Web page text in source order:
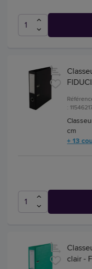
:
cm
+ 13
clair -